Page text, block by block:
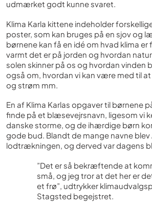
udmærket godt kunne svaret.
Klima Karla kittene indeholder
poster, som kan bruges på en sjov og
børnene kan få en idé om hvad klima
varmt det er på jorden og hvordan
solen skinner på os og hvordan vinden
også om, hvordan vi kan være med til
og strøm mm.
En af Klima Karlas opgaver til børnene
finde på et blæsevejrsnavn, ligesom vi
danske storme, og de ihærdige børn
gode bud. Blandt de mange navne blev
lodtrækningen, og derved var dagens
”Det er så bekræftende at
små, og jeg tror at det her er
et frø”, udtrykker
Stagsted begejstret.